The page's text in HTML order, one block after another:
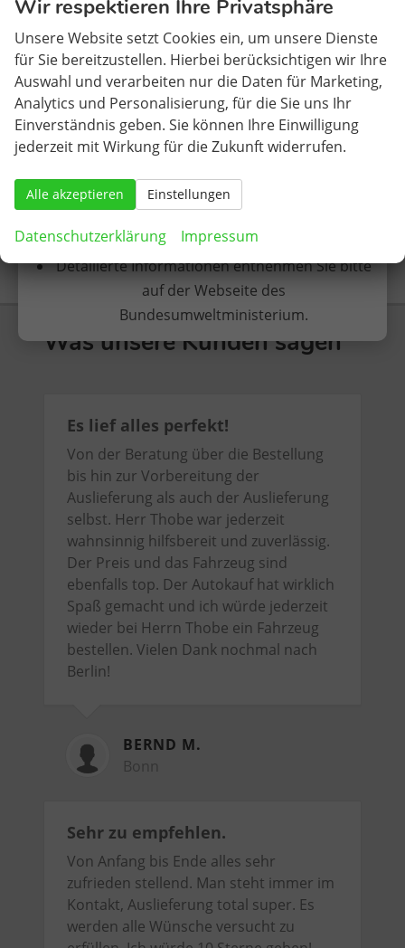
Peaq
Superb Combi (2026.1)
Toyota
VW
VW Nutzfahrzeuge
Geparkte Fahrzeuge (
Anmelden
Was unsere Kunden sagen
Es lief alles perfekt!
Von der Beratung über die Bestellung
bis hin zur Vorbereitung der
Auslieferung als auch der Auslieferung
selbst. Herr Thobe war jederzeit
wahnsinnig hilfsbereit und zuverlässig.
Der Preis und das Fahrzeug sind
ebenfalls top. Der Autokauf hat wirklich
Spaß gemacht und ich würde jederzeit
wieder bei Herrn Thobe ein Fahrzeug
bestellen. Vielen Dank nochmal nach
Berlin!
BERND M.
Bonn
Sehr zu empfehlen.
Von Anfang bis Ende alles sehr
zufrieden stellend. Man steht immer im
Kontakt, Auslieferung total super. Es
werden alle Wünsche versucht zu
Wir respektieren Ihre Privatsphäre
Unsere Website setzt Cookies ein, um unsere Dienste
für Sie bereitzustellen. Hierbei berücksichtigen wir Ihre
Auswahl und verarbeiten nur die Daten für Marketing,
Analytics und Personalisierung, für die Sie uns Ihr
Einverständnis geben. Sie können Ihre Einwilligung
jederzeit mit Wirkung für die Zukunft widerrufen.
Alle akzeptieren Einstellungen
Datenschutzerklärung Impressum
Elektrofahrzeuge erhalten KEINE vorherige
Zulassung.
Die Erstzulassung findet somit in Deutschland
statt.
Nach den bisher vorliegenden Informationen
förderfähig, sofern die sonstigen Kriterien
Detailierte Informationen entnehmen Sie bitte
auf der Webseite des
Bundesumweltministerium.